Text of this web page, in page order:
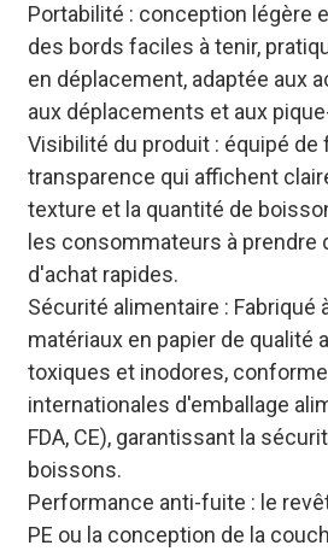
Portabilité : conception légère
des bords faciles à tenir,
en déplacement, adaptée aux
aux déplacements et aux
Visibilité du produit : équipé de
transparence qui affichent
texture et la quantité de
les consommateurs à prendre
d'achat rapides.
Sécurité alimentaire : Fabriqué
matériaux en papier de qualité
toxiques et inodores,
internationales d'emballage
FDA, CE), garantissant la
boissons.
Performance anti-fuite : le
PE ou la conception de la